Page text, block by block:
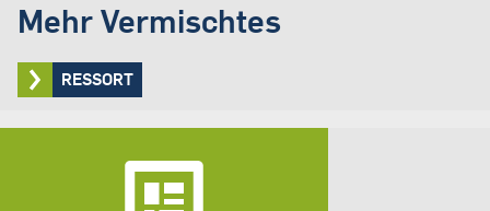
Mehr Vermischtes
RESSORT